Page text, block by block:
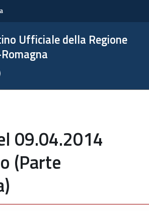
Ufficiale della Regione
09.04.2014
(Parte